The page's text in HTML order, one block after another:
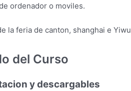
ordenador o moviles.
la feria de canton, shanghai e Yiwu
del Curso
y descargables